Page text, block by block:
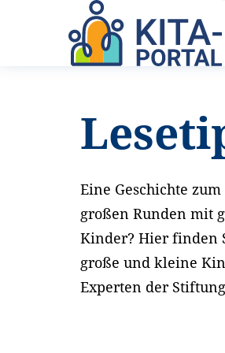
Startseite Service
Eine Geschichte
großen Runden mit
Kinder? Hier finden
große und kleine
Experten der